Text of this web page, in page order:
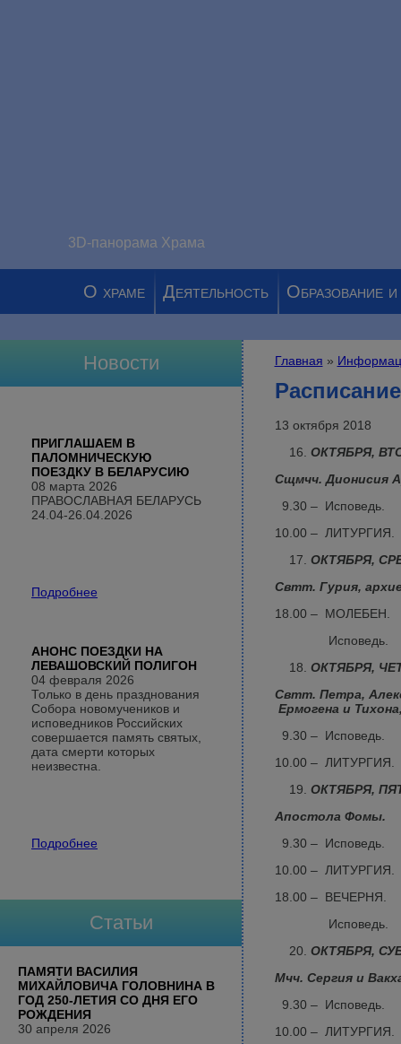
3D-панорама Храма
О храме Деятельность Образование
Вы здесь
Главная »
13 октября 2018
ОКТЯБРЯ,
Сщмчч. Дионисия
9.30 – Исповедь.
10.00 – ЛИТУРГИЯ.
ОКТЯБРЯ,
Свтт. Гурия,
18.00 – МОЛЕБЕН.
Исповедь.
ОКТЯБРЯ,
Свтт. Петра,
Ермогена и
9.30 – Исповедь.
10.00 – ЛИТУРГИЯ.
ОКТЯБРЯ,
Апостола Фомы.
9.30 – Исповедь.
10.00 – ЛИТУРГИЯ.
18.00 – ВЕЧЕРНЯ.
Исповедь.
ОКТЯБРЯ,
Мчч. Сергия и
9.30 – Исповедь.
10.00 – ЛИТУРГИЯ.
Новости
ПРИГЛАШАЕМ В
ПАЛОМНИЧЕСКУЮ
ПОЕЗДКУ В БЕЛАРУСИЮ
08 марта 2026
ПРАВОСЛАВНАЯ БЕЛАРУСЬ
24.04-26.04.2026
Подробнее
АНОНС ПОЕЗДКИ НА
ЛЕВАШОВСКИЙ ПОЛИГОН
04 февраля 2026
Только в день празднования
Собора новомучеников и
исповедников Российских
совершается память святых,
дата смерти которых
неизвестна.
Подробнее
Статьи
ПАМЯТИ ВАСИЛИЯ
МИХАЙЛОВИЧА ГОЛОВНИНА В
ГОД 250-ЛЕТИЯ СО ДНЯ ЕГО
РОЖДЕНИЯ
30 апреля 2026